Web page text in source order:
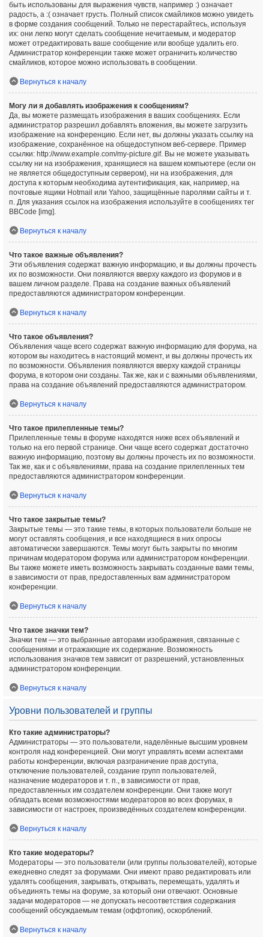
быть использованы для выражения чувств, например :) означает
радость, а :( означает грусть. Полный список смайликов можно увидеть
в форме создания сообщений. Только не перестарайтесь, используя
их: они легко могут сделать сообщение нечитаемым, и модератор
может отредактировать ваше сообщение или вообще удалить его.
Администратор конференции также может ограничить количество
смайликов, которое можно использовать в сообщении.
Вернуться к началу
Могу ли я добавлять изображения к сообщениям?
Да, вы можете размещать изображения в ваших сообщениях. Если
администратор разрешил добавлять вложения, вы можете загрузить
изображение на конференцию. Если нет, вы должны указать ссылку на
изображение, сохранённое на общедоступном веб-сервере. Пример
ссылки: http://www.example.com/my-picture.gif. Вы не можете указывать
ссылку ни на изображения, хранящиеся на вашем компьютере (если он
не является общедоступным сервером), ни на изображения, для
доступа к которым необходима аутентификация, как, например, на
почтовые ящики Hotmail или Yahoo, защищённые паролями сайты и т.
п. Для указания ссылок на изображения используйте в сообщениях тег
BBCode [img].
Вернуться к началу
Что такое важные объявления?
Эти объявления содержат важную информацию, и вы должны прочесть
их по возможности. Они появляются вверху каждого из форумов и в
вашем личном разделе. Права на создание важных объявлений
предоставляются администратором конференции.
Вернуться к началу
Что такое объявления?
Объявления чаще всего содержат важную информацию для форума, на
котором вы находитесь в настоящий момент, и вы должны прочесть их
по возможности. Объявления появляются вверху каждой страницы
форума, в котором они созданы. Так же, как и с важными объявлениями,
права на создание объявлений предоставляются администратором.
Вернуться к началу
Что такое прилепленные темы?
Прилепленные темы в форуме находятся ниже всех объявлений и
только на его первой странице. Они чаще всего содержат достаточно
важную информацию, поэтому вы должны прочесть их по возможности.
Так же, как и с объявлениями, права на создание прилепленных тем
предоставляются администратором конференции.
Вернуться к началу
Что такое закрытые темы?
Закрытые темы — это такие темы, в которых пользователи больше не
могут оставлять сообщения, и все находящиеся в них опросы
автоматически завершаются. Темы могут быть закрыты по многим
причинам модератором форума или администратором конференции.
Вы также можете иметь возможность закрывать созданные вами темы,
в зависимости от прав, предоставленных вам администратором
конференции.
Вернуться к началу
Что такое значки тем?
Значки тем — это выбранные авторами изображения, связанные с
сообщениями и отражающие их содержание. Возможность
использования значков тем зависит от разрешений, установленных
администратором конференции.
Вернуться к началу
Уровни пользователей и группы
Кто такие администраторы?
Администраторы — это пользователи, наделённые высшим уровнем
контроля над конференцией. Они могут управлять всеми аспектами
работы конференции, включая разграничение прав доступа,
отключение пользователей, создание групп пользователей,
назначение модераторов и т. п., в зависимости от прав,
предоставленных им создателем конференции. Они также могут
обладать всеми возможностями модераторов во всех форумах, в
зависимости от настроек, произведённых создателем конференции.
Вернуться к началу
Кто такие модераторы?
Модераторы — это пользователи (или группы пользователей), которые
ежедневно следят за форумами. Они имеют право редактировать или
удалять сообщения, закрывать, открывать, перемещать, удалять и
объединять темы на форуме, за который они отвечают. Основные
задачи модераторов — не допускать несоответствия содержания
сообщений обсуждаемым темам (оффтопик), оскорблений.
Вернуться к началу